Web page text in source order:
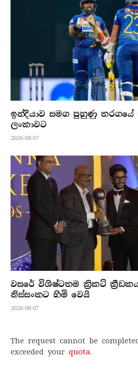
ඉන්දියාව සමග පුහුණු තරගයේ
ලංකාවට
2026-08-07
වසරේ විශිෂ්ටතම ක්‍රිකට්
නිස්සංකට හිමි වෙයි
2026-08-07
The request cannot be
exceeded your quota.